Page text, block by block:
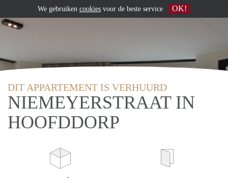
DIT APPARTEMENT IS VERHUURD
NIEMEYERSTRAAT IN
HOOFDDORP
We gebruiken cookies voor de beste service OK!